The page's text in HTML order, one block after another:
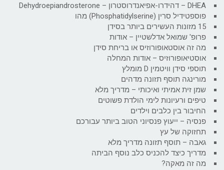
DHEA – דהידרו-אפיאנדרוסטרון – Dehydroepiandrosterone
פוספטידיל סרין (Phosphatidylserine) מהו
15 מזונות העשירים ביותר בסידן
פרופ' שמואל אדלשטיין – אודות
מה זה אוסטאופורוזיס או בריחת סידן
אוסטיאופורוזיס – אודות המחלה
תוספי סידן וויטמין D מומלץ
מורינגה תוסף תזונה מדהים
שמן זית אמיתי ואיכותי – מדריך מלא
טיפים ורעיונות לימי הולדת פשוטים
החיבור בין כלבים וילדים
פנסיה – ייעוץ פנסיוני הטוב ביותר עבורכם
תחזוקה של עץ
גאבה – תוסף תזונה מדריך מלא
מדריך כיצד להכניס כלב נוסף הביתה
מה זה מאקה?